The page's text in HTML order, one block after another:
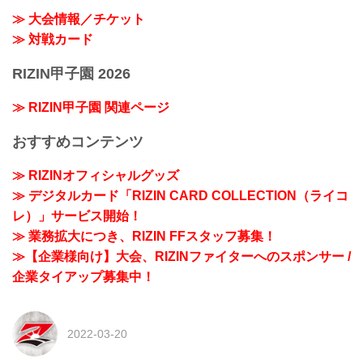
≫ 大会情報／チケット
≫ 対戦カード
RIZIN甲子園 2026
≫ RIZIN甲子園 関連ページ
おすすめコンテンツ
≫ RIZINオフィシャルグッズ
≫ デジタルカード「RIZIN CARD COLLECTION（ライコ
レ）」サービス開始！
≫ 業務拡大につき、RIZIN FFスタッフ募集！
≫【企業様向け】大会、RIZINファイターへのスポンサー /
企業タイアップ募集中！
2022-03-20